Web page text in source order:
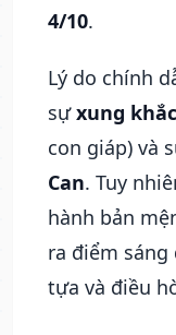
4/10.
Lý do chính
sựxung
con giáp) và
Can. Tuy
hành bản
ra điểm
tựa và điều